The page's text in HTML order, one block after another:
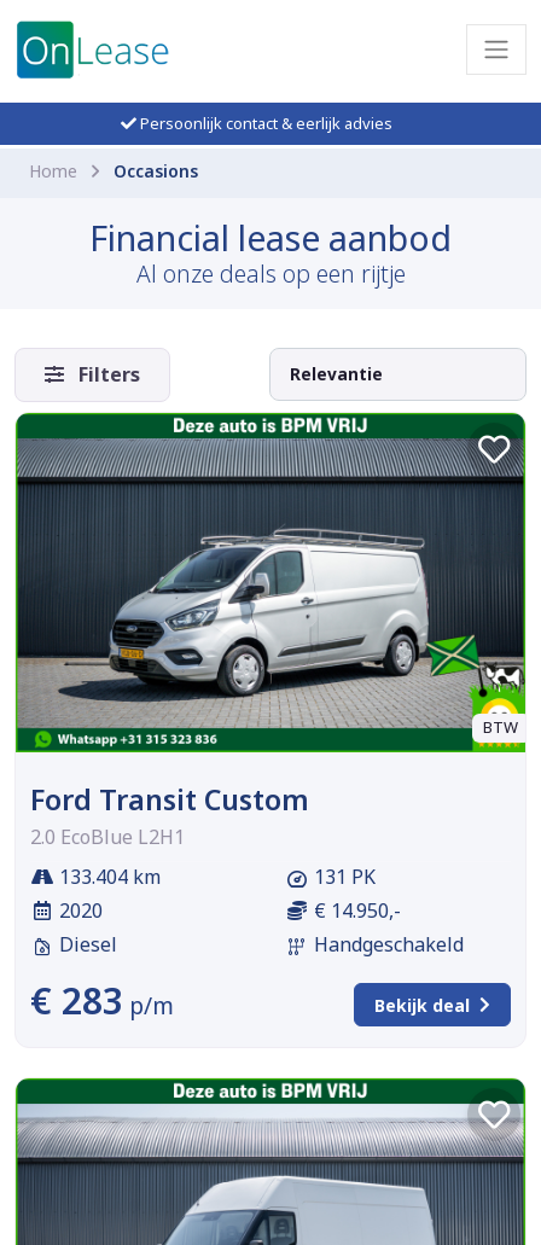
Persoonlijk contact & eerlijk advies
Home Occasions
Financial lease aanbod
Al onze deals op een rijtje
Filters
BTW
Ford Transit Custom
2.0 EcoBlue L2H1
133.404 km
2020
Diesel
131 PK
€ 14.950,-
Handgeschakeld
€ 283 p/m Bekijk deal